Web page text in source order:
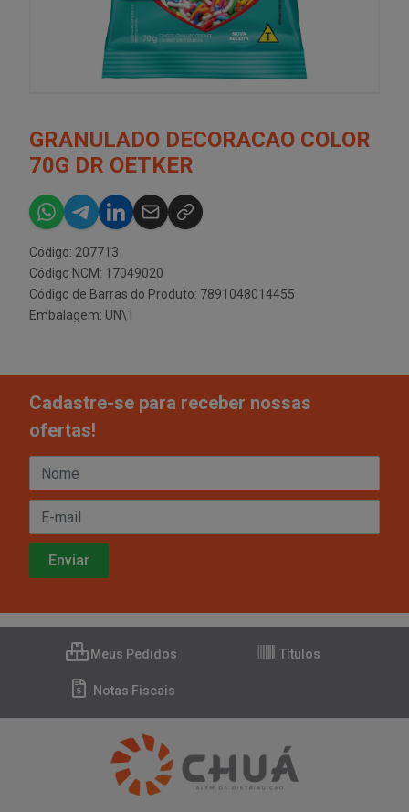
GRANULADO DECORACAO COLOR
70G DR OETKER
Código: 207713
Código NCM: 17049020
Código de Barras do Produto: 7891048014455
Embalagem: UN\1
Cadastre-se para receber nossas
ofertas!
Meus Pedidos Títulos
Notas Fiscais